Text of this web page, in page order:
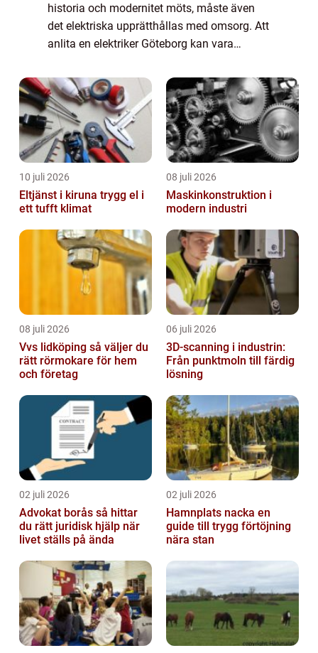
historia och modernitet möts, måste även
det elektriska upprätthållas med omsorg. Att
anlita en elektriker Göteborg kan vara
10 juli 2026
Eltjänst i kiruna trygg el i
ett tufft klimat
08 juli 2026
Maskinkonstruktion i
modern industri
08 juli 2026
Vvs lidköping så väljer du
rätt rörmokare för hem
och företag
06 juli 2026
3D-scanning i industrin:
Från punktmoln till färdig
lösning
02 juli 2026
Advokat borås så hittar
du rätt juridisk hjälp när
livet ställs på ända
02 juli 2026
Hamnplats nacka en
guide till trygg förtöjning
nära stan